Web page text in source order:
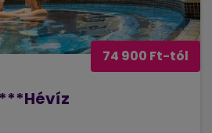
74 900 Ft-tól